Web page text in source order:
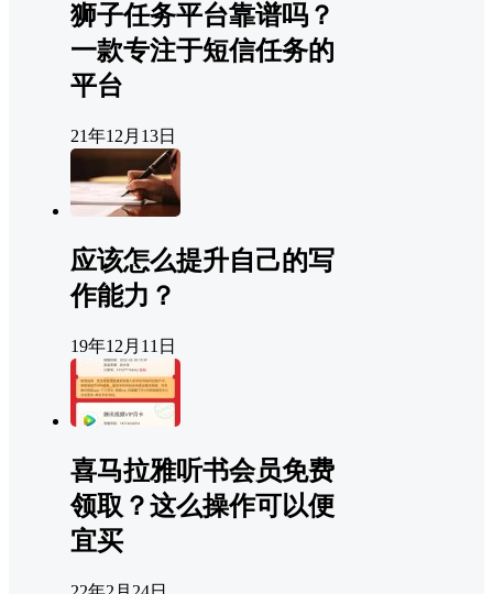
狮子任务平台靠谱吗？
一款专注于短信任务的
平台
21年12月13日
应该怎么提升自己的写
作能力？
19年12月11日
喜马拉雅听书会员免费
领取？这么操作可以便
宜买